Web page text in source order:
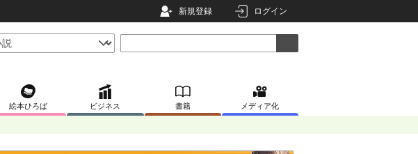
新規登録 ログイン
絵本ひろば ビジネス 書籍 メディア化